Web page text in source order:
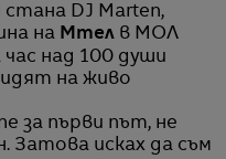
DJ Marten,
на Мтел в МОЛ
час над 100 души
на живо
за първи път, не
Затова исках да съм